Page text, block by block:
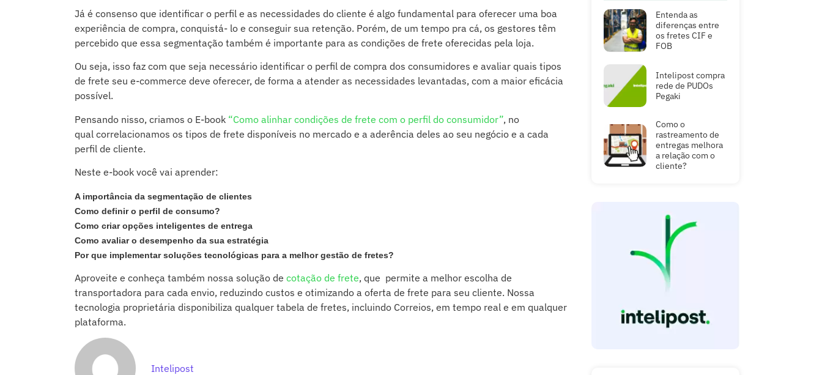
Já é consenso que identificar o perfil e as necessidades do cliente é algo fundamental para oferecer uma boa
experiência de compra, conquistá- lo e conseguir sua retenção. Porém, de um tempo pra cá, os gestores têm
percebido que essa segmentação também é importante para as condições de frete oferecidas pela loja.
Ou seja, isso faz com que seja necessário identificar o perfil de compra dos consumidores e avaliar quais tipos
de frete seu e-commerce deve oferecer, de forma a atender as necessidades levantadas, com a maior eficácia
possível.
Pensando nisso, criamos o E-book “Como alinhar condições de frete com o perfil do consumidor”, no
qual correlacionamos os tipos de frete disponíveis no mercado e a aderência deles ao seu negócio e a cada
perfil de cliente.
Neste e-book você vai aprender:
A importância da segmentação de clientes
Como definir o perfil de consumo?
Como criar opções inteligentes de entrega
Como avaliar o desempenho da sua estratégia
Por que implementar soluções tecnológicas para a melhor gestão de fretes?
Aproveite e conheça também nossa solução de cotação de frete, que permite a melhor escolha de
transportadora para cada envio, reduzindo custos e otimizando a oferta de frete para seu cliente. Nossa
tecnologia proprietária disponibiliza qualquer tabela de fretes, incluindo Correios, em tempo real e em qualquer
plataforma.
Intelipost
Entenda as
diferenças entre
os fretes CIF e
FOB
Intelipost compra
rede de PUDOs
Pegaki
Como o
rastreamento de
entregas melhora
a relação com o
cliente?